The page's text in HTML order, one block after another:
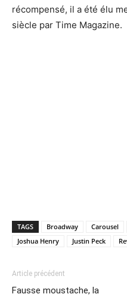
récompensé, il a été élu
siècle par Time Magazine.
TAGS Broadway Carousel
Joshua Henry
Justin Peck
Article précédent
Fausse moustache, la